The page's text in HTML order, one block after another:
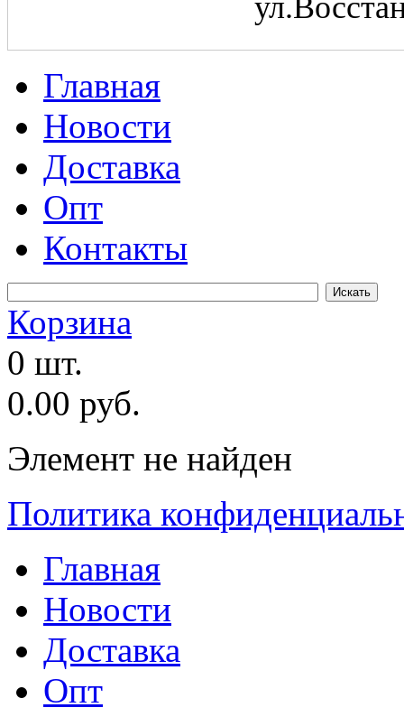
Главная
Новости
Доставка
Опт
Контакты
Корзина
0 шт.
0.00 руб.
Элемент не найден
Политика
Главная
Новости
Доставка
Опт